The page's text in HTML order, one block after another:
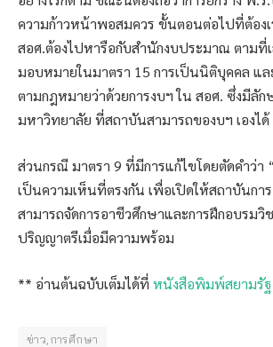
ความก้าวหน้าพอสมควร ขั้นตอนต่อไปที่ต้องเ
สอศ.ต้องไปหารือกับสำนักงบประมาณ ตามที่
มอบหมายในมาตรา 15 การเป็นนิติบุคคล แล
ตามกฎหมายว่าด้วยการงบฯ ใน สอศ. ซึ่งมีลั
มหาวิทยาลัย ที่สถาบันสามารถของบฯ เองได้
ส่วนกรณี มาตรา 9 ที่มีการแก้ไขโดยตัดคำว่า
เป็นความเห็นที่ตรงกัน เพื่อเปิดให้สถาบันกา
สามารถจัดการอาชีวศึกษาและการฝึกอบรมวิ
ปริญญาตรีเมื่อมีความพร้อม
** อ่านต้นฉบับเต็มได้ที่ หนังสือพิมพ์สยามรัฐ
ข่าว,การศึกษา